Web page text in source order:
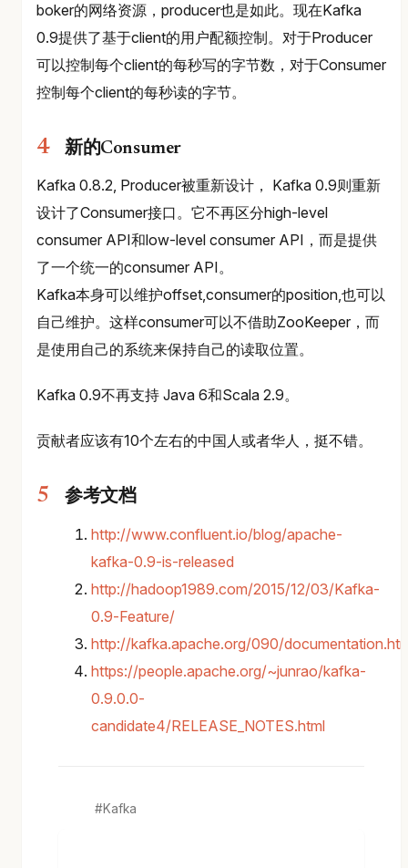
boker的网络资源，producer也是如此。现在Kafka
0.9提供了基于client的用户配额控制。对于Producer
可以控制每个client的每秒写的字节数，对于Consumer
控制每个client的每秒读的字节。
新的Consumer
Kafka 0.8.2, Producer被重新设计， Kafka 0.9则重新
设计了Consumer接口。它不再区分high-level
consumer API和low-level consumer API，而是提供
了一个统一的consumer API。
Kafka本身可以维护offset,consumer的position,也可以
自己维护。这样consumer可以不借助ZooKeeper，而
是使用自己的系统来保持自己的读取位置。
Kafka 0.9不再支持 Java 6和Scala 2.9。
贡献者应该有10个左右的中国人或者华人，挺不错。
参考文档
http://www.confluent.io/blog/apache-
kafka-0.9-is-released
http://hadoop1989.com/2015/12/03/Kafka-
0.9-Feature/
http://kafka.apache.org/090/
https://people.apache.org/~junrao/kafka-
0.9.0.0-
candidate4/RELEASE_NOTES.html
Kafka